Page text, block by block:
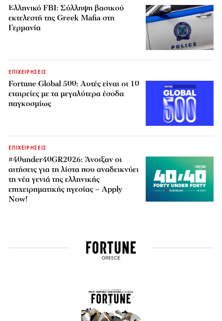
Ελληνικό FBI: Σύλληψη βασικού
εκτελεστή της Greek Mafia στη
Γερμανία
ΕΠΙΧΕΙΡΗΣΕΙΣ
Fortune Global 500: Αυτές είναι οι 10
εταιρείες με τα μεγαλύτερα έσοδα
παγκοσμίως
ΕΠΙΧΕΙΡΗΣΕΙΣ
#40under40GR2026: Άνοιξαν οι
αιτήσεις για τη λίστα που αναδεικνύει
τη νέα γενιά της ελληνικής
επιχειρηματικής ηγεσίας – Apply
Now!